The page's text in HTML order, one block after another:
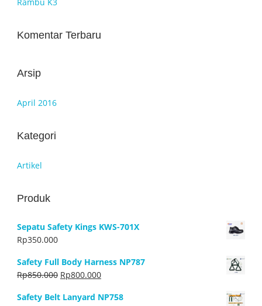
Komentar Terbaru
Arsip
April 2016
Kategori
Artikel
Produk
Sepatu Safety Kings KWS-701X
Rp350.000
Safety Full Body Harness NP787
Rp850.000 Harga
adalah:
Rp800.000Harga
ini
Safety Belt Lanyard NP758